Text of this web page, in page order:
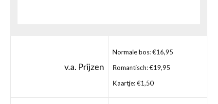
v.a. Prijzen
Normale bos: €16,95
Romantisch: €19,95
Kaartje: €1,50